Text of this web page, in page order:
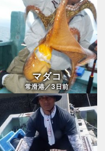
マダコ
常滑港／3 日前